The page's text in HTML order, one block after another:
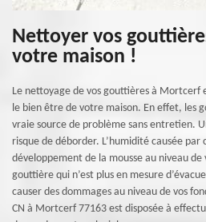
Nettoyer vos
votre maison !
Le nettoyage de vos gouttières à Mortcerf
le bien être de votre maison. En effet, les
vraie source de problème sans entretien.
risque de déborder. L’humidité causée
développement de la mousse au niveau de
gouttière qui n’est plus en mesure
causer des dommages au niveau de vos
CN à Mortcerf 77163 est disposée à